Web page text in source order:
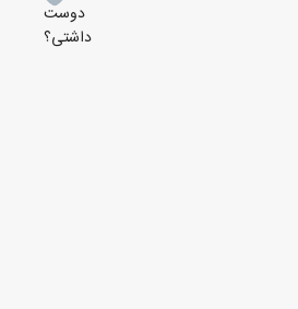
دوست
داشتی؟